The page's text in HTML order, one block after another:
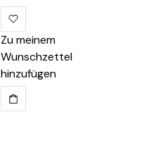
Zu meinem
Wunschzettel
hinzufügen